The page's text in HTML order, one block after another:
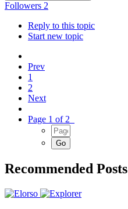
Followers 2
Reply to this topic
Start new topic
Prev
1
2
Next
Page 1 of 2
Recommended Posts